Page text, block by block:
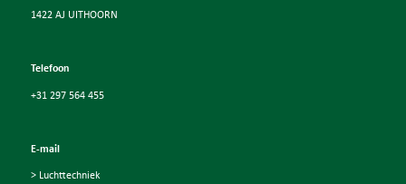
1422 AJ UITHOORN
Telefoon
+31 297 564 455
E-mail
> Luchttechniek